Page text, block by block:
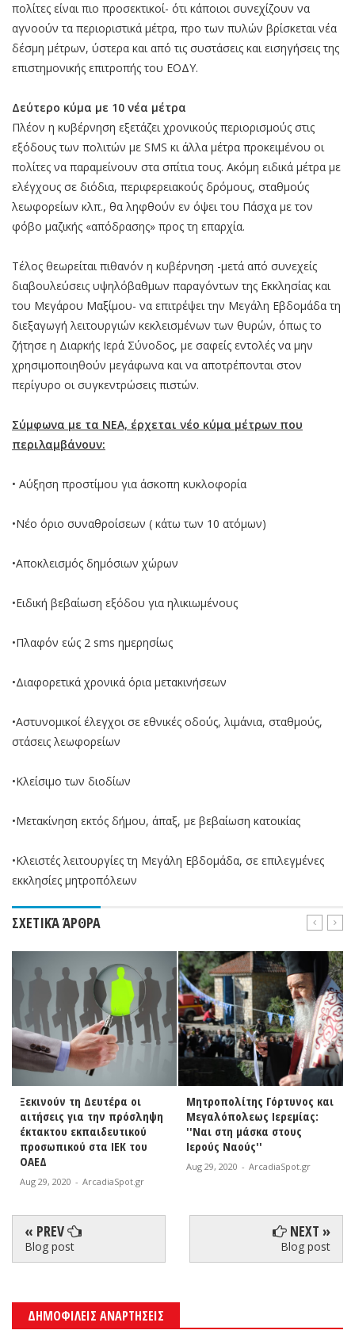
πολίτες είναι πιο προσεκτικοί- ότι κάποιοι συνεχίζουν να
αγνοούν τα περιοριστικά μέτρα, προ των πυλών βρίσκεται νέα
δέσμη μέτρων, ύστερα και από τις συστάσεις και εισηγήσεις της
επιστημονικής επιτροπής του ΕΟΔΥ.
Δεύτερο κύμα με 10 νέα μέτρα
Πλέον η κυβέρνηση εξετάζει χρονικούς περιορισμούς στις
εξόδους των πολιτών με SMS κι άλλα μέτρα προκειμένου οι
πολίτες να παραμείνουν στα σπίτια τους. Ακόμη ειδικά μέτρα με
ελέγχους σε διόδια, περιφερειακούς δρόμους, σταθμούς
λεωφορείων κλπ., θα ληφθούν εν όψει του Πάσχα με τον
φόβο μαζικής «απόδρασης» προς τη επαρχία.
Τέλος θεωρείται πιθανόν η κυβέρνηση -μετά από συνεχείς
διαβουλεύσεις υψηλόβαθμων παραγόντων της Εκκλησίας και
του Μεγάρου Μαξίμου- να επιτρέψει την Μεγάλη Εβδομάδα τη
διεξαγωγή λειτουργιών κεκλεισμένων των θυρών, όπως το
ζήτησε η Διαρκής Ιερά Σύνοδος, με σαφείς εντολές να μην
χρησιμοποιηθούν μεγάφωνα και να αποτρέπονται στον
περίγυρο οι συγκεντρώσεις πιστών.
Σύμφωνα με τα ΝΕΑ, έρχεται νέο κύμα μέτρων που
περιλαμβάνουν:
• Αύξηση προστίμου για άσκοπη κυκλοφορία
•Νέο όριο συναθροίσεων ( κάτω των 10 ατόμων)
•Αποκλεισμός δημόσιων χώρων
•Ειδική βεβαίωση εξόδου για ηλικιωμένους
•Πλαφόν εώς 2 sms ημερησίως
•Διαφορετικά χρονικά όρια μετακινήσεων
•Αστυνομικοί έλεγχοι σε εθνικές οδούς, λιμάνια, σταθμούς,
στάσεις λεωφορείων
•Κλείσιμο των διοδίων
•Μετακίνηση εκτός δήμου, άπαξ, με βεβαίωση κατοικίας
•Κλειστές λειτουργίες τη Μεγάλη Εβδομάδα, σε επιλεγμένες
εκκλησίες μητροπόλεων
ΣΧΕΤΙΚΆ ΆΡΘΡΑ
Ξεκινούν τη Δευτέρα οι
αιτήσεις για την πρόσληψη
έκτακτου εκπαιδευτικού
προσωπικού στα ΙΕΚ του
ΟΑΕΔ
Aug 29, 2020 - ArcadiaSpot.gr
Μητροπολίτης Γόρτυνος και
Μεγαλόπολεως Ιερεμίας:
''Ναι στη μάσκα στους
Ιερούς Ναούς''
Aug 29, 2020 - ArcadiaSpot.gr
« PREV
Blog post
NEXT »
Blog post
ΔΗΜΟΦΙΛΕΙΣ ΑΝΑΡΤΗΣΕΙΣ